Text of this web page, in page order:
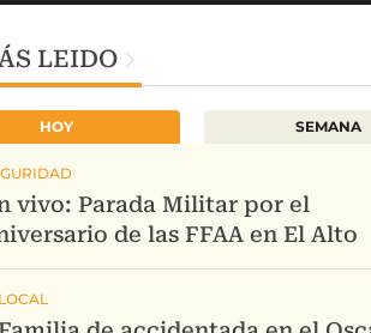
LEIDO
HOY SEMANA